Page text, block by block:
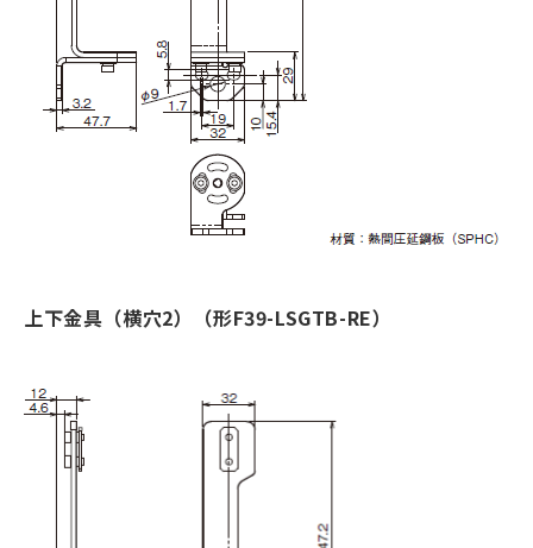
上下金具（横穴2）（形F39-LSGTB-RE）